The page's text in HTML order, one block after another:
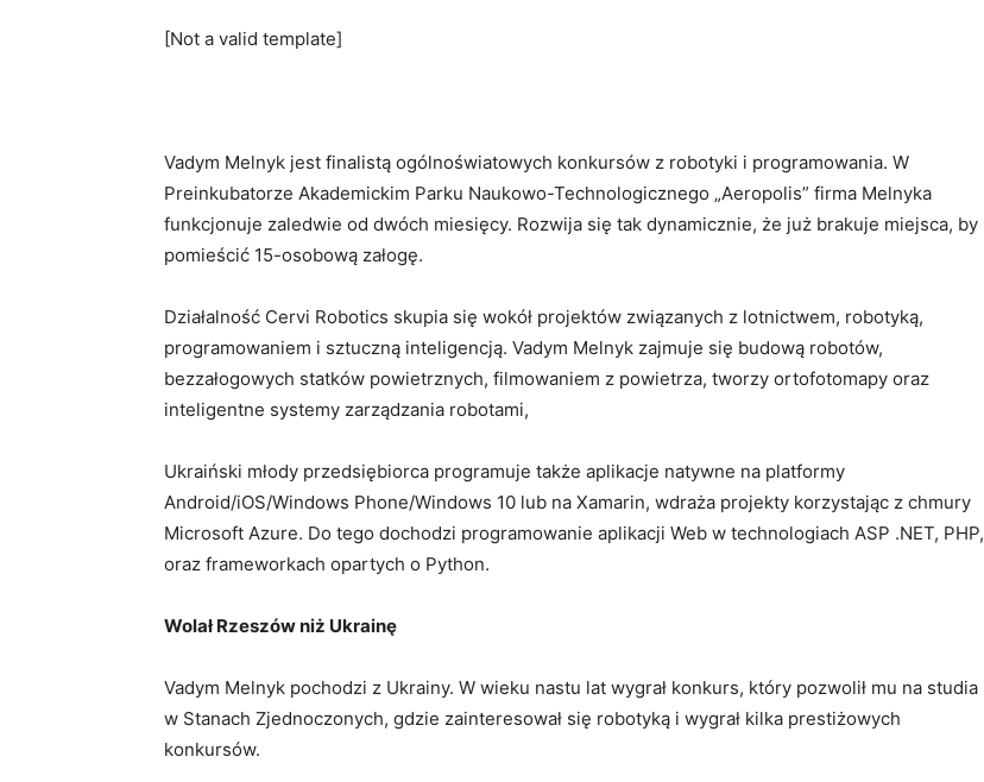
[Not a valid template]
Vadym Melnyk jest finalistą ogólnoświatowych konkursów z robotyki i programowania. W
Preinkubatorze Akademickim Parku Naukowo-Technologicznego „Aeropolis” firma Melnyka
funkcjonuje zaledwie od dwóch miesięcy. Rozwija się tak dynamicznie, że już brakuje miejsca, by
pomieścić 15-osobową załogę.
Działalność Cervi Robotics skupia się wokół projektów związanych z lotnictwem, robotyką,
programowaniem i sztuczną inteligencją. Vadym Melnyk zajmuje się budową robotów,
bezzałogowych statków powietrznych, filmowaniem z powietrza, tworzy ortofotomapy oraz
inteligentne systemy zarządzania robotami,
Ukraiński młody przedsiębiorca programuje także aplikacje natywne na platformy
Android/iOS/Windows Phone/Windows 10 lub na Xamarin, wdraża projekty korzystając z chmury
Microsoft Azure. Do tego dochodzi programowanie aplikacji Web w technologiach ASP .NET, PHP,
oraz frameworkach opartych o Python.
Wolał Rzeszów niż Ukrainę
Vadym Melnyk pochodzi z Ukrainy. W wieku nastu lat wygrał konkurs, który pozwolił mu na studia
w Stanach Zjednoczonych, gdzie zainteresował się robotyką i wygrał kilka prestiżowych
konkursów.